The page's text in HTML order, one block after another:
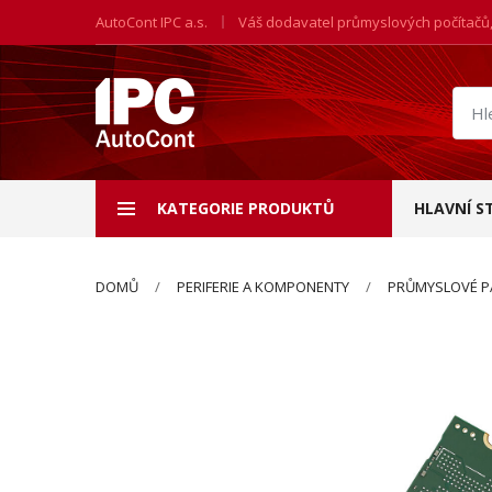
AutoCont IPC a.s. Váš dodavatel průmyslových
KATEGORIE PRODUKTŮ HLAVNÍ
DOMŮ PERIFERIE A KOMPONENTY PRŮMYSLOVÉ